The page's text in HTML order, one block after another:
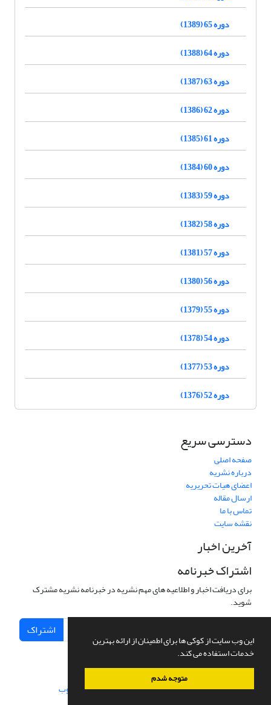
این وب سایت از کوکی ها برای اطمینان از ارائه بهترین
خدمات استفاده می کند.
متوجه شدم
دوره 65 (1389)
دوره 64 (1388)
دوره 63 (1387)
دوره 62 (1386)
دوره 61 (1385)
دوره 60 (1384)
دوره 59 (1383)
دوره 58 (1382)
دوره 57 (1381)
دوره 56 (1380)
دوره 55 (1379)
دوره 54 (1378)
دوره 53 (1377)
دوره 52 (1376)
دسترسی سریع
صفحه اصلی
درباره نشریه
اعضای هیات تحریریه
ارسال مقاله
تماس با ما
نقشه سایت
آخرین اخبار
اشتراک خبرنامه
برای دریافت اخبار و اطلاعیه های مهم نشریه در خبرنامه نشریه مشترک
شوید.
اشتراک
سامانه مدیریت نشریات علمی.طراحی و پیاده سازی از سیناوب